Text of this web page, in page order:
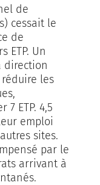
de
cessait le
de
ETP. Un
direction
les
ETP. 4,5
emploi
sites.
par le
arrivant à